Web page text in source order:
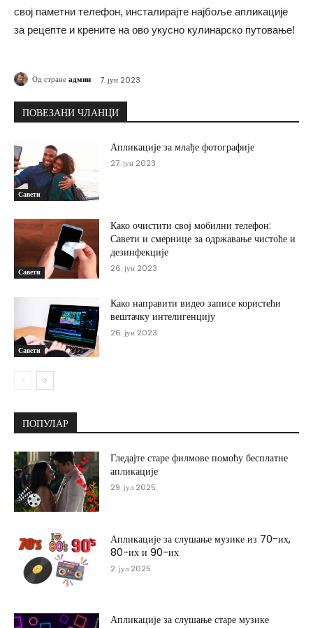
свој паметни телефон, инсталирајте најбоље апликације
за рецепте и крените на ово укусно кулинарско путовање!
Од странеадмин 7. јун 2023
ПОВЕЗАНИ ЧЛАНЦИ
Савети
Апликације за млађе фотографије
27. јун 2023
Савети
Како очистити свој мобилни телефон:
Савети и смернице за одржавање чистоће и
дезинфекције
26. јун 2023
Савети
Како направити видео записе користећи
вештачку интелигенцију
26. јун 2023
ПОПУЛАР
Гледајте старе филмове помоћу бесплатне
апликације
29. јул 2025.
Апликације за слушање музике из 70-их,
80-их и 90-их
2. јул 2025.
Апликације за слушање старе музике